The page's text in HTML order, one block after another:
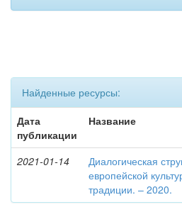
Найденные ресурсы:
Дата
публикации
Название
2021-01-14
Диалогическая
европейской
традиции. – 2020.